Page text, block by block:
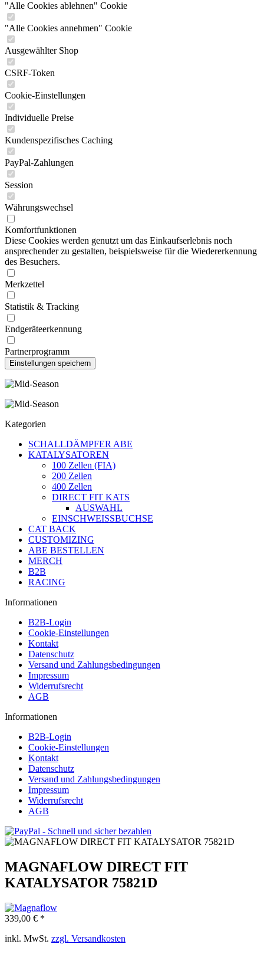
"Alle Cookies ablehnen" Cookie
"Alle Cookies annehmen" Cookie
Ausgewählter Shop
CSRF-Token
Cookie-Einstellungen
Individuelle Preise
Kundenspezifisches Caching
PayPal-Zahlungen
Session
Währungswechsel
Komfortfunktionen
Diese Cookies werden genutzt um das Einkaufserlebnis noch
ansprechender zu gestalten, beispielsweise für die Wiedererkennung
des Besuchers.
Merkzettel
Statistik & Tracking
Endgeräteerkennung
Partnerprogramm
Kategorien
SCHALLDÄMPFER ABE
KATALYSATOREN
100 Zellen (FIA)
200 Zellen
400 Zellen
DIRECT FIT KATS
AUSWAHL
EINSCHWEISSBUCHSE
CAT BACK
CUSTOMIZING
ABE BESTELLEN
MERCH
B2B
RACING
Informationen
B2B-Login
Cookie-Einstellungen
Kontakt
Datenschutz
Versand und Zahlungsbedingungen
Impressum
Widerrufsrecht
AGB
Informationen
B2B-Login
Cookie-Einstellungen
Kontakt
Datenschutz
Versand und Zahlungsbedingungen
Impressum
Widerrufsrecht
AGB
MAGNAFLOW DIRECT FIT
KATALYSATOR 75821D
339,00 € *
inkl. MwSt. zzgl. Versandkosten